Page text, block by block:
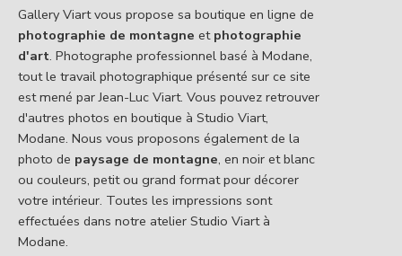
Gallery Viart vous propose sa boutique en ligne de
photographie de montagne et photographie
d'art. Photographe professionnel basé à Modane,
tout le travail photographique présenté sur ce site
est mené par Jean-Luc Viart. Vous pouvez retrouver
d'autres photos en boutique à Studio Viart,
Modane. Nous vous proposons également de la
photo de paysage de montagne, en noir et blanc
ou couleurs, petit ou grand format pour décorer
votre intérieur. Toutes les impressions sont
effectuées dans notre atelier Studio Viart à
Modane.